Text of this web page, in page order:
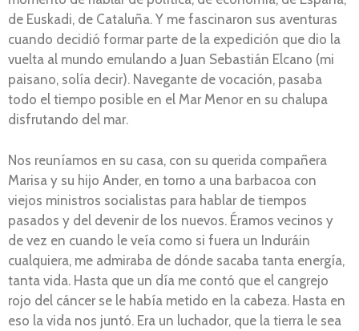
de Euskadi, de Cataluña. Y me fascinaron sus aventuras
cuando decidió formar parte de la expedición que dio la
vuelta al mundo emulando a Juan Sebastián Elcano (mi
paisano, solía decir). Navegante de vocación, pasaba
todo el tiempo posible en el Mar Menor en su chalupa
disfrutando del mar.
Nos reuníamos en su casa, con su querida compañera
Marisa y su hijo Ander, en torno a una barbacoa con
viejos ministros socialistas para hablar de tiempos
pasados y del devenir de los nuevos. Éramos vecinos y
de vez en cuando le veía como si fuera un Induráin
cualquiera, me admiraba de dónde sacaba tanta energía,
tanta vida. Hasta que un día me contó que el cangrejo
rojo del cáncer se le había metido en la cabeza. Hasta en
eso la vida nos juntó. Era un luchador, que la tierra le sea